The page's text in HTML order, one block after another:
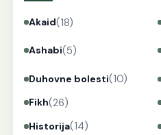
Akaid(18)
Ashabi(5)
Duhovne bolesti(10)
Fikh(26)
Historija(14)